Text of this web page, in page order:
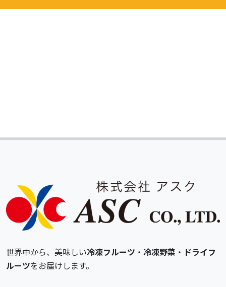
世界中から、美味しい冷凍フルーツ ・ 冷凍野菜 ・ ドライフ
ルーツをお届けします。